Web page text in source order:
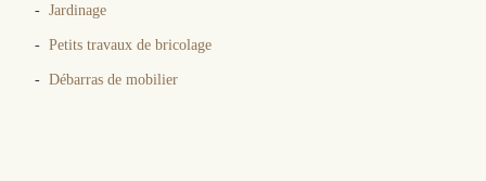
Jardinage
Petits travaux de bricolage
Débarras de mobilier